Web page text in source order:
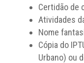
Certidão de
Atividades
Nome
Cópia do
Urbano) ou